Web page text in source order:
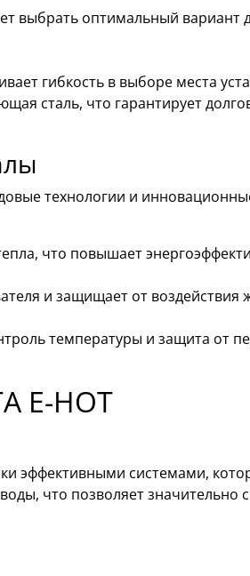
выбрать оптимальный вариант
гибкость в выборе места
сталь, что гарантирует
технологии и
что повышает
и защищает от воздействия
температуры и защита от
E-HOT
эффективными системами,
что позволяет значительно